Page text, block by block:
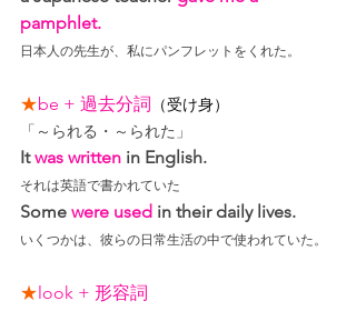
pamphlet.
日本人の先生が、私にパンフレットをくれた。
★be + 過去分詞
（受け身）
「～られる・～られた」
It was written in English.
それは英語で書かれていた
Some were used in their daily lives.
いくつかは、彼らの日常生活の中で使われていた。
★ look + 形容詞